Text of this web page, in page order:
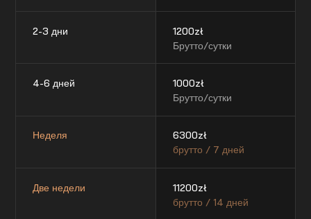
2-3 дни 1200zł
Брутто/сутки
4-6 дней 1000zł
Брутто/сутки
Неделя 6300zł
брутто / 7 дней
Две недели 11200zł
брутто / 14 дней